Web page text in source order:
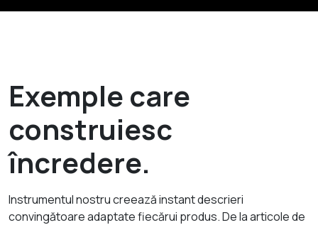
Exemple care
construiesc
încredere.
Instrumentul nostru creează instant descrieri
convingătoare adaptate fiecărui produs. De la articole de